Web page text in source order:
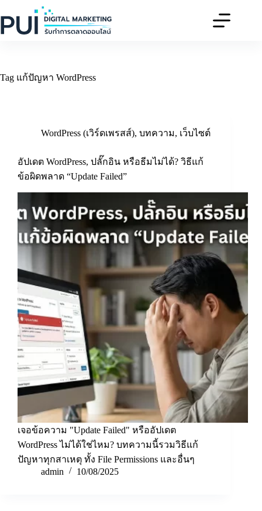
to
content
Tag แก้ปัญหา WordPress
WordPress (เวิร์ดเพรสส์), บทความ, เว็บไซต์
อัปเดต WordPress, ปลั๊กอิน หรือธีมไม่ได้? วิธีแก้
ข้อผิดพลาด “Update Failed”
เจอข้อความ "Update Failed" หรืออัปเดต
WordPress ไม่ได้ใช่ไหม? บทความนี้รวมวิธีแก้
ปัญหาทุกสาเหตุ ทั้ง File Permissions และอื่นๆ
admin
10/08/2025